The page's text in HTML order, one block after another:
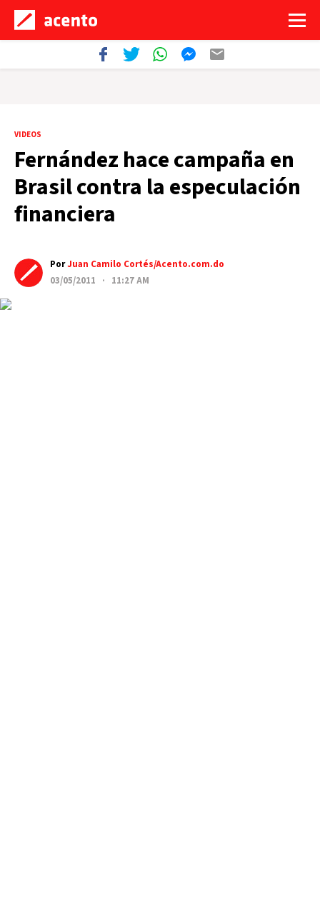
VIDEOS
Fernández hace campaña en
Brasil contra la especulación
financiera
PorJuan Camilo Cortés/Acento.com.do
03/05/2011 · 11:27 AM